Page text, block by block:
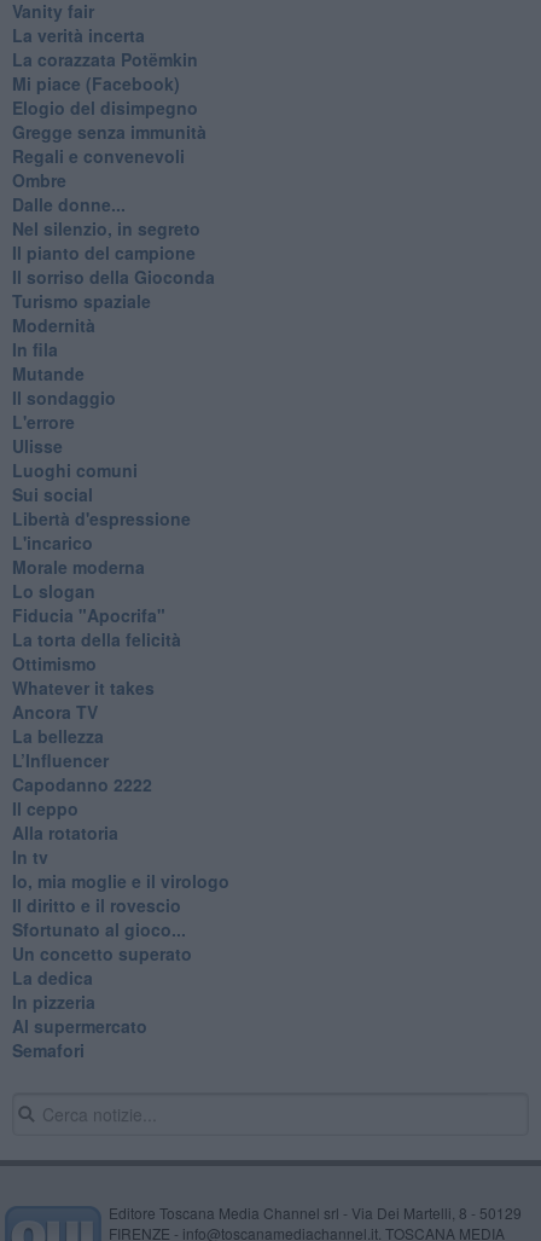
Vanity fair
La verità incerta
La corazzata Potëmkin
Mi piace (Facebook)
Elogio del disimpegno
Gregge senza immunità
Regali e convenevoli
Ombre
Dalle donne...
Nel silenzio, in segreto
Il pianto del campione
Il sorriso della Gioconda
Turismo spaziale
Modernità
In fila
Mutande
Il sondaggio
L'errore
Ulisse
Luoghi comuni
Sui social
Libertà d'espressione
L'incarico
Morale moderna
Lo slogan
Fiducia "Apocrifa"
La torta della felicità
Ottimismo
Whatever it takes
Ancora TV
La bellezza
L’Influencer
​Capodanno 2222
Il ceppo
Alla rotatoria
In tv
Io, mia moglie e il virologo
Il diritto e il rovescio
Sfortunato al gioco...
Un concetto superato
La dedica
In pizzeria
Al supermercato
Semafori
Editore Toscana Media Channel srl - Via Dei Martelli, 8 - 50129
FIRENZE - info@toscanamediachannel.it. TOSCANA MEDIA